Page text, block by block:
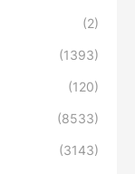
(2)
(1393)
(120)
(8533)
(3143)